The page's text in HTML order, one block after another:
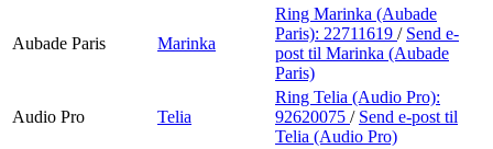
Aubade Paris Marinka
Ring Marinka (Aubade
Paris): 22711619 / Send e-
post til Marinka (Aubade
Paris)
Audio Pro Telia
Ring Telia (Audio Pro):
92620075 / Send e-post til
Telia (Audio Pro)